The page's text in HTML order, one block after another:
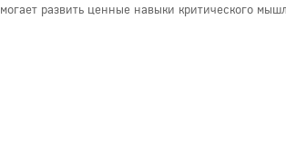
развить ценные навыки критического